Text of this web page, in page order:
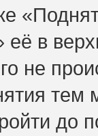
её в
не
тем
до